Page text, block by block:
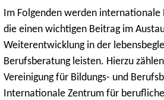
Im Folgenden werden
die einen wichtigen Beitrag im
Weiterentwicklung in der
Berufsberatung leisten. Hierzu
Vereinigung für Bildungs- und
Internationale Zentrum für